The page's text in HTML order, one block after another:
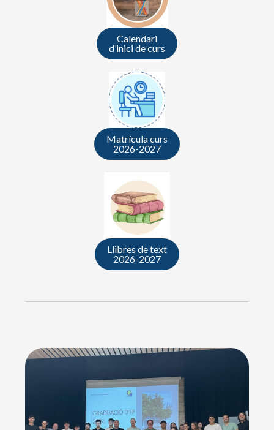
Calendari
d’inici de curs
Matrícula curs
2026-2027
Llibres de text
2026-2027